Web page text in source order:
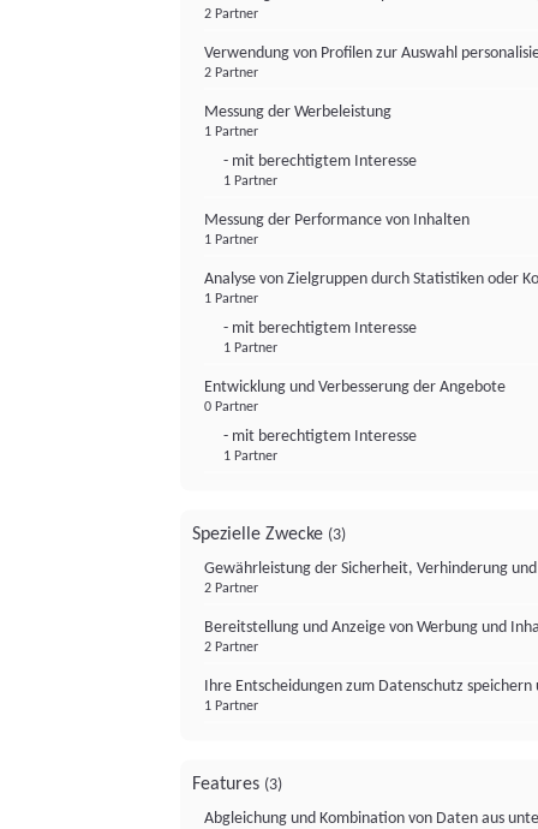
2 Partner
Verwendung von Profilen zur Auswahl
2 Partner
Messung der Werbeleistung
1 Partner
- mit berechtigtem Interesse
1 Partner
Messung der Performance von Inhalten
1 Partner
Analyse von Zielgruppen durch Statistiken oder
1 Partner
- mit berechtigtem Interesse
1 Partner
Entwicklung und Verbesserung der Angebote
0 Partner
- mit berechtigtem Interesse
1 Partner
Spezielle Zwecke (3)
Gewährleistung der Sicherheit, Verhinderung
2 Partner
Bereitstellung und Anzeige von Werbung und
2 Partner
Ihre Entscheidungen zum Datenschutz
1 Partner
Features (3)
Abgleichung und Kombination von Daten aus